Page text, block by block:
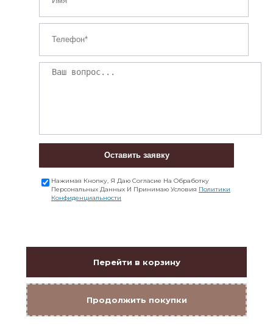
Оставить заявку
Нажимая Кнопку, Я Даю Согласие На Обработку
Персональных Данных И Принимаю Условия Политики
Конфиденциальности
Перейти в корзину
Продолжить покупки